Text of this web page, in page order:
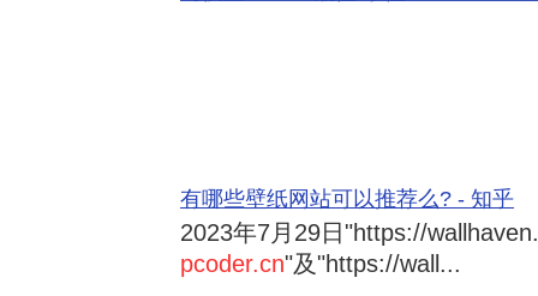
有哪些壁纸网站可以推荐么? - 知乎
2023年7月29日 "https://
pcoder.cn"及"https://wall...